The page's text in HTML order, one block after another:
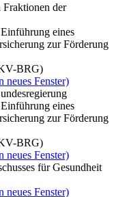
Fraktionen der
eines
zur Förderung
BRG)
neues Fenster)
eines
zur Förderung
BRG)
neues Fenster)
für Gesundheit
neues Fenster)